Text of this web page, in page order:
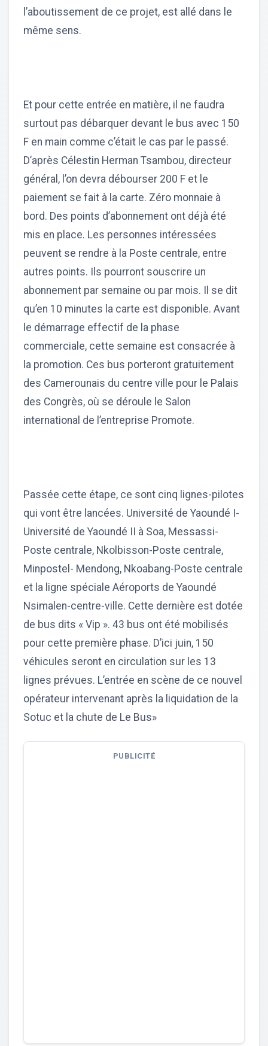
l’aboutissement de ce projet, est allé dans le
même sens.
Et pour cette entrée en matière, il ne faudra
surtout pas débarquer devant le bus avec 150
F en main comme c’était le cas par le passé.
D’après Célestin Herman Tsambou, directeur
général, l’on devra débourser 200 F et le
paiement se fait à la carte. Zéro monnaie à
bord. Des points d’abonnement ont déjà été
mis en place. Les personnes intéressées
peuvent se rendre à la Poste centrale, entre
autres points. Ils pourront souscrire un
abonnement par semaine ou par mois. Il se dit
qu’en 10 minutes la carte est disponible. Avant
le démarrage effectif de la phase
commerciale, cette semaine est consacrée à
la promotion. Ces bus porteront gratuitement
des Camerounais du centre ville pour le Palais
des Congrès, où se déroule le Salon
international de l’entreprise Promote.
Passée cette étape, ce sont cinq lignes-pilotes
qui vont être lancées. Université de Yaoundé I-
Université de Yaoundé II à Soa, Messassi-
Poste centrale, Nkolbisson-Poste centrale,
Minpostel- Mendong, Nkoabang-Poste centrale
et la ligne spéciale Aéroports de Yaoundé
Nsimalen-centre-ville. Cette dernière est dotée
de bus dits « Vip ». 43 bus ont été mobilisés
pour cette première phase. D’ici juin, 150
véhicules seront en circulation sur les 13
lignes prévues. L’entrée en scène de ce nouvel
opérateur intervenant après la liquidation de la
Sotuc et la chute de Le Bus»
PUBLICITÉ